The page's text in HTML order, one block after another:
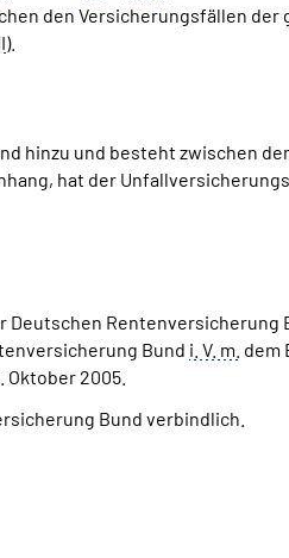
den Versicherungsfällen der
).
hinzu und besteht zwischen
hat der
Deutschen Rentenversicherung
Bund i. V. m. dem
2005.
Bund verbindlich.